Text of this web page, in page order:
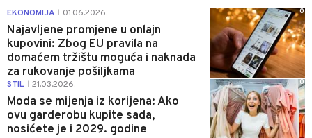
EKONOMIJA 01.06.2026.
Najavljene promjene u onlajn
kupovini: Zbog EU pravila na
domaćem tržištu moguća i naknada
za rukovanje pošiljkama
0
STIL 21.03.2026.
Moda se mijenja iz korijena: Ako
ovu garderobu kupite sada,
nosićete je i 2029. godine
0